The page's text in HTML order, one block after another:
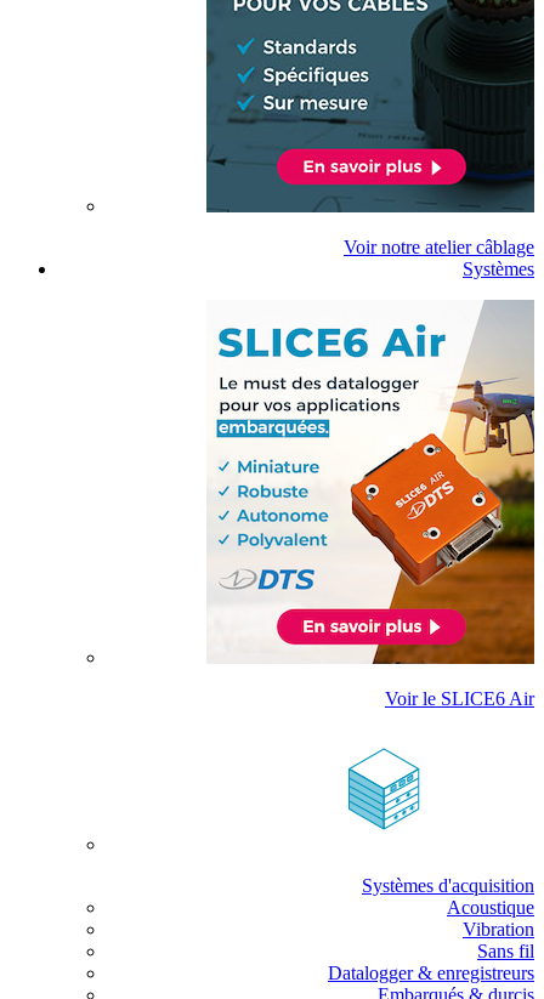
Voir notre atelier câblage
Systèmes
Voir le SLICE6 Air
Systèmes d'acquisition
Acoustique
Vibration
Sans fil
Datalogger & enregistreurs
Embarqués & durcis